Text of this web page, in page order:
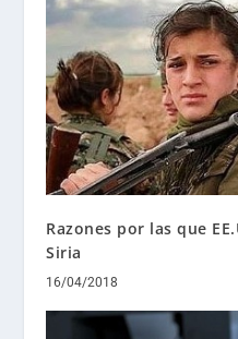
Razones por las que
Siria
16/04/2018